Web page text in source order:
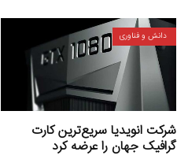
دانش و فناوری
شرکت انویدیا سریع‌ترین کارت
گرافیک جهان را عرضه کرد